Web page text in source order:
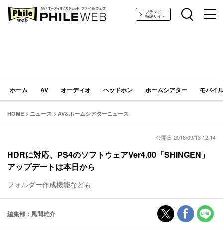
PHILE WEB｜AV/オーディオ/ガジェットブランド
特設サイト
ホーム AV オーディオ ヘッドホン ホームシアター モバイ
HOME > ニュース > AV&ホームシアターニュース
公開日 2016/09/13 12:14
HDRに対応、PS4のソフトウェアVer4.00「SHINGEN」
アップデートは本日から
フォルダー作成機能なども
編集部：風間雄介